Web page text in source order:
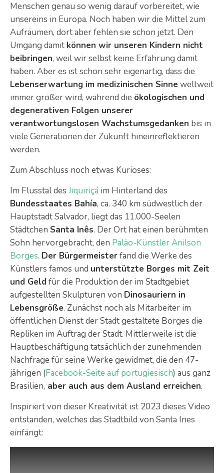
Menschen genau so wenig darauf vorbereitet, wie
unsereins in Europa. Noch haben wir die Mittel zum
Aufräumen, dort aber fehlen sie schon jetzt. Den
Umgang damit können wir unseren Kindern nicht
beibringen, weil wir selbst keine Erfahrung damit
haben. Aber es ist schon sehr eigenartig, dass die
Lebenserwartung im medizinischen Sinne weltweit
immer größer wird, während die ökologischen und
degenerativen Folgen unserer
verantwortungslosen Wachstumsgedanken bis in
viele Generationen der Zukunft hineinreflektieren
werden.
Zum Abschluss noch etwas Kurioses:
Im Flusstal des Jiquiriçá im Hinterland des
Bundesstaates Bahía, ca. 340 km südwestlich der
Hauptstadt Salvador, liegt das 11.000-Seelen
Städtchen Santa Inês. Der Ort hat einen berühmten
Sohn hervorgebracht, den Paläo-Künstler Anilson
Borges. Der Bürgermeisterfand die Werke des
Künstlers famos und unterstützte Borges mit Zeit
und Geldfür die Produktion der im Stadtgebiet
aufgestellten Skulpturen von Dinosauriern in
Lebensgröße. Zunächst noch als Mitarbeiter im
öffentlichen Dienst der Stadt gestaltete Borges die
Repliken im Auftrag der Stadt. Mittlerweile ist die
Hauptbeschäftigung tatsächlich der zunehmenden
Nachfrage für seine Werke gewidmet, die den 47-
jährigen (Facebook-Seite auf portugiesisch) aus ganz
Brasilien, aber auch aus dem Ausland erreichen.
Inspiriert von dieser Kreativität ist 2023 dieses Video
entstanden, welches das Stadtbild von Santa Ines
einfängt: